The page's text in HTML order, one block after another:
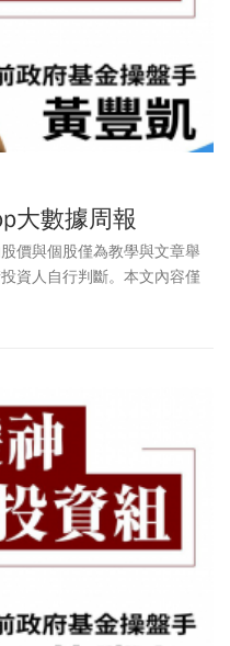
大數據周報
價與個股僅為教學與文章舉
資人自行判斷。本文內容僅
翻印、轉載，或以任何型態